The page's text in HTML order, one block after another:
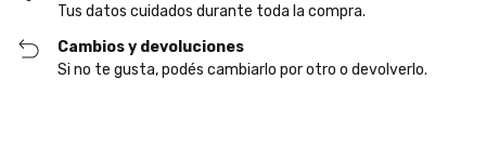
Tus datos cuidados durante toda la compra.
Cambios y devoluciones
Si no te gusta, podés cambiarlo por otro o devolverlo.